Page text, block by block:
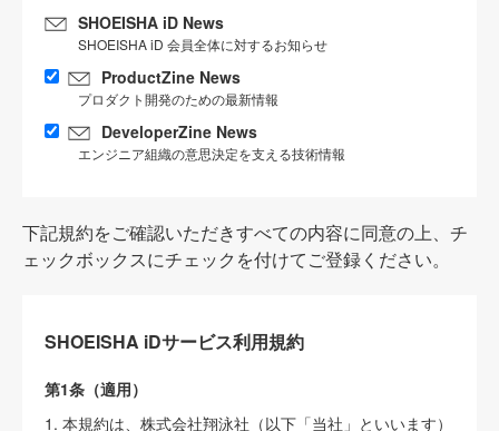
SHOEISHA iD News
SHOEISHA iD 会員全体に対するお知らせ
ProductZine News
プロダクト開発のための最新情報
DeveloperZine News
エンジニア組織の意思決定を支える技術情報
下記規約をご確認いただきすべての内容に同意の上、チ
ェックボックスにチェックを付けてご登録ください。
SHOEISHA iDサービス利用規約
第1条（適用）
1. 本規約は、株式会社翔泳社（以下「当社」といいます）